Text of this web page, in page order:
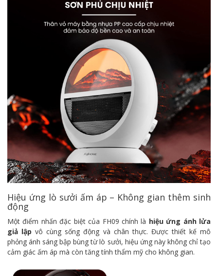
Hiệu ứng lò sưởi ấm áp – Không gian thêm sinh
động
Một điểm nhấn đặc biệt của FH09 chính là hiệu ứng ánh lửa
giả lập vô cùng sống động và chân thực. Được thiết kế mô
phỏng ánh sáng bập bùng từ lò sưởi, hiệu ứng này không chỉ tạo
cảm giác ấm áp mà còn tăng tính thẩm mỹ cho không gian.